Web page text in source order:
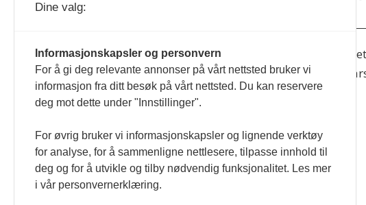
HMS-magasinet og hmsmagasinet.no redigeres
som er formulert i Norsk Presseforbunds Vær
Dine valg:
Informasjonskapsler og personvern
For å gi deg relevante annonser på vårt nettsted bruker vi
informasjon fra ditt besøk på vårt nettsted. Du kan reservere
deg mot dette under "Innstillinger".
For øvrig bruker vi informasjonskapsler og lignende verktøy
for analyse, for å sammenligne nettlesere, tilpasse innhold til
deg og for å utvikle og tilby nødvendig funksjonalitet. Les mer
i vår personvernerklæring.